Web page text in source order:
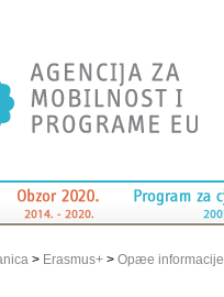
> Erasmus+ > Opæe informacije